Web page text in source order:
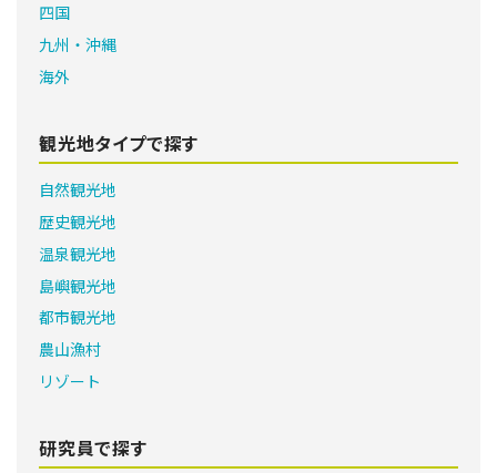
四国
九州・沖縄
海外
観光地タイプで探す
自然観光地
歴史観光地
温泉観光地
島嶼観光地
都市観光地
農山漁村
リゾート
研究員で探す